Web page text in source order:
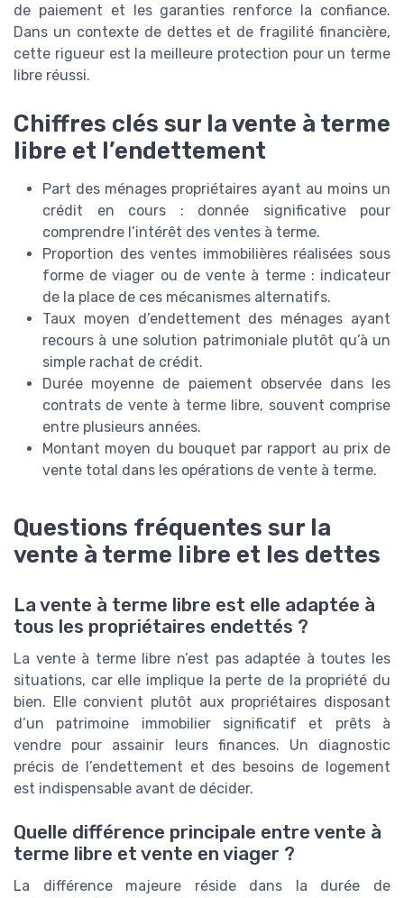
de paiement et les garanties renforce la confiance.
Dans un contexte de dettes et de fragilité financière,
cette rigueur est la meilleure protection pour un terme
libre réussi.
Chiffres clés sur la vente à terme
libre et l’endettement
Part des ménages propriétaires ayant au moins un
crédit en cours : donnée significative pour
comprendre l’intérêt des ventes à terme.
Proportion des ventes immobilières réalisées sous
forme de viager ou de vente à terme : indicateur
de la place de ces mécanismes alternatifs.
Taux moyen d’endettement des ménages ayant
recours à une solution patrimoniale plutôt qu’à un
simple rachat de crédit.
Durée moyenne de paiement observée dans les
contrats de vente à terme libre, souvent comprise
entre plusieurs années.
Montant moyen du bouquet par rapport au prix de
vente total dans les opérations de vente à terme.
Questions fréquentes sur la
vente à terme libre et les dettes
La vente à terme libre est elle adaptée à
tous les propriétaires endettés ?
La vente à terme libre n’est pas adaptée à toutes les
situations, car elle implique la perte de la propriété du
bien. Elle convient plutôt aux propriétaires disposant
d’un patrimoine immobilier significatif et prêts à
vendre pour assainir leurs finances. Un diagnostic
précis de l’endettement et des besoins de logement
est indispensable avant de décider.
Quelle différence principale entre vente à
terme libre et vente en viager ?
La différence majeure réside dans la durée de